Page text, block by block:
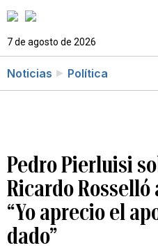
7 de agosto de 2026
Noticias Política
Pedro Pierluisi
Ricardo
“Yo aprecio el
dado”